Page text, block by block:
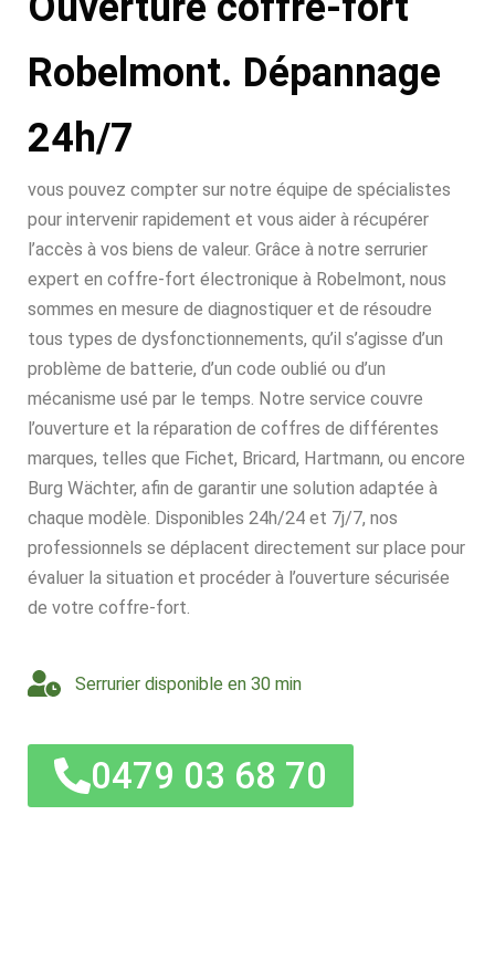
Robelmont. Dépannage
24h/7
vous pouvez compter sur notre équipe de spécialistes
pour intervenir rapidement et vous aider à récupérer
l’accès à vos biens de valeur. Grâce à notre serrurier
expert en coffre-fort électronique à Robelmont, nous
sommes en mesure de diagnostiquer et de résoudre
tous types de dysfonctionnements, qu’il s’agisse d’un
problème de batterie, d’un code oublié ou d’un
mécanisme usé par le temps. Notre service couvre
l’ouverture et la réparation de coffres de différentes
marques, telles que Fichet, Bricard, Hartmann, ou encore
Burg Wächter, afin de garantir une solution adaptée à
chaque modèle. Disponibles 24h/24 et 7j/7, nos
professionnels se déplacent directement sur place pour
évaluer la situation et procéder à l’ouverture sécurisée
de votre coffre-fort.
Serrurier disponible en 30 min
0479 03 68 70